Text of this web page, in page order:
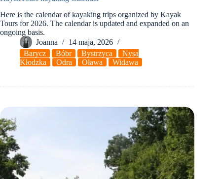
Here is the calendar of kayaking trips organized by Kayak
Tours for 2026. The calendar is updated and expanded on an
ongoing basis.
Joanna
14 maja, 2026
Barycz
Bóbr Bystrzyca
Nysa
Kłodzka
Odra Oława Widawa